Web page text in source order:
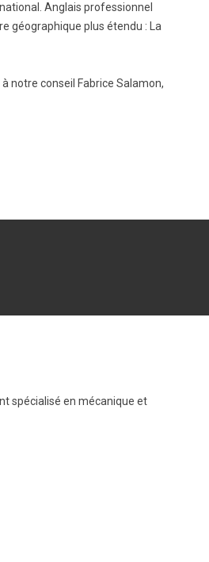
Anglais professionnel
géographique plus étendu : La
notre conseil Fabrice Salamon,
spécialisé en mécanique et